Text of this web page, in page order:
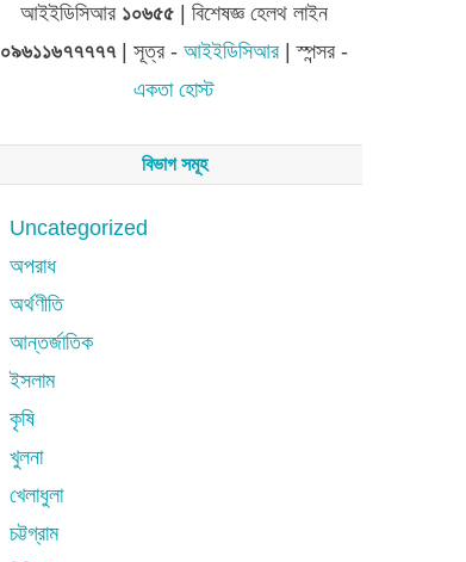
আইইডিসিআর ১০৬৫৫ | বিশেষজ্ঞ হেলথ লাইন
০৯৬১১৬৭৭৭৭৭| সূত্র -আইইডিসিআর| স্পন্সর -
একতা হোস্ট
বিভাগ সমূহ
Uncategorized
অপরাধ
অর্থণীতি
আন্তর্জাতিক
ইসলাম
কৃষি
খুলনা
খেলাধুলা
চট্টগ্রাম